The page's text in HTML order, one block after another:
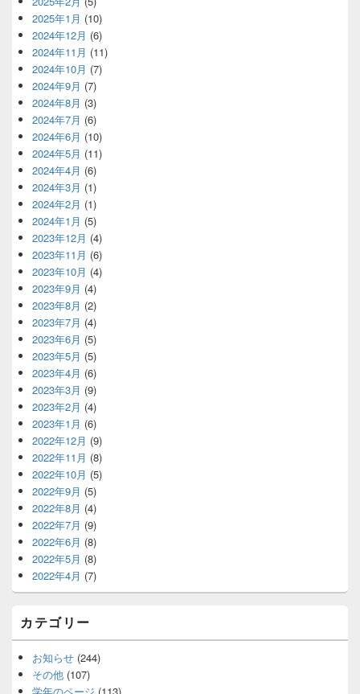
2025年1月 (10)
2024年12月 (6)
2024年11月 (11)
2024年10月 (7)
2024年9月 (7)
2024年8月 (3)
2024年7月 (6)
2024年6月 (10)
2024年5月 (11)
2024年4月 (6)
2024年3月 (1)
2024年2月 (1)
2024年1月 (5)
2023年12月 (4)
2023年11月 (6)
2023年10月 (4)
2023年9月 (4)
2023年8月 (2)
2023年7月 (4)
2023年6月 (5)
2023年5月 (5)
2023年4月 (6)
2023年3月 (9)
2023年2月 (4)
2023年1月 (6)
2022年12月 (9)
2022年11月 (8)
2022年10月 (5)
2022年9月 (5)
2022年8月 (4)
2022年7月 (9)
2022年6月 (8)
2022年5月 (8)
2022年4月 (7)
カテゴリー
お知らせ (244)
その他 (107)
学年のページ (113)